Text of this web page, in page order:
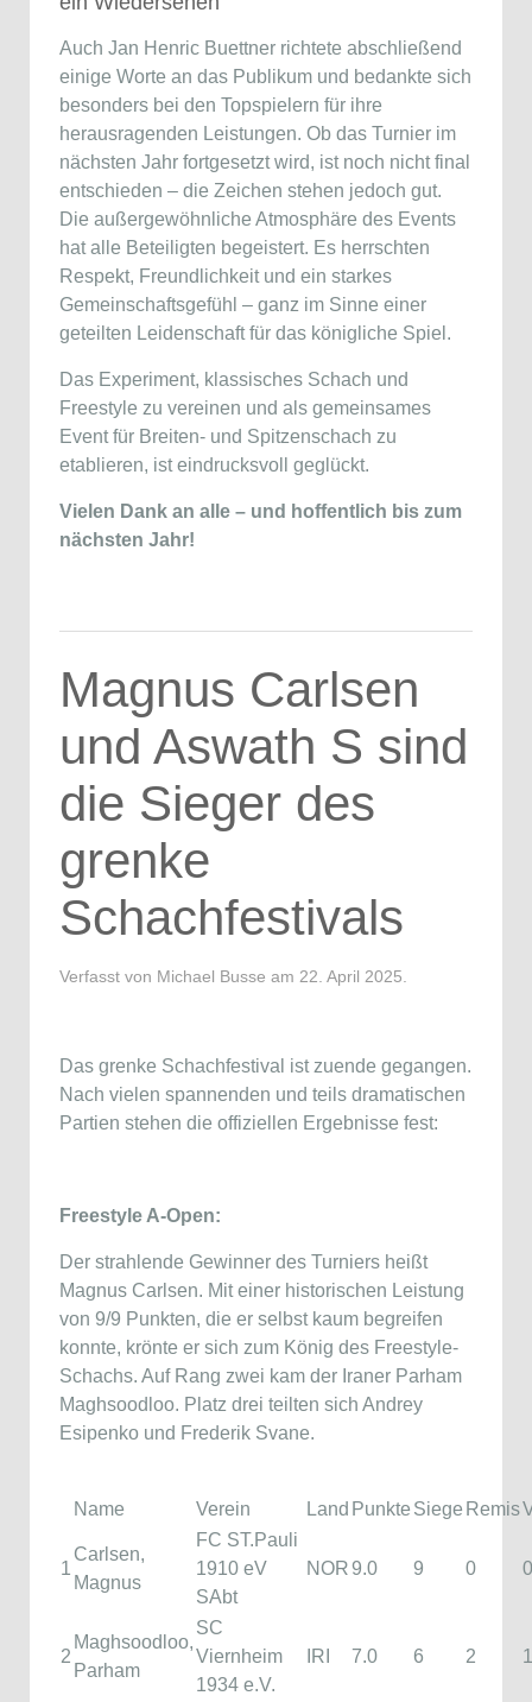
Auch Jan Henric Buettner richtete abschließend
einige Worte an das Publikum und bedankte sich
besonders bei den Topspielern für ihre
herausragenden Leistungen. Ob das Turnier im
nächsten Jahr fortgesetzt wird, ist noch nicht final
entschieden – die Zeichen stehen jedoch gut.
Die außergewöhnliche Atmosphäre des Events
hat alle Beteiligten begeistert. Es herrschten
Respekt, Freundlichkeit und ein starkes
Gemeinschaftsgefühl – ganz im Sinne einer
geteilten Leidenschaft für das königliche Spiel.
Das Experiment, klassisches Schach und
Freestyle zu vereinen und als gemeinsames
Event für Breiten- und Spitzenschach zu
etablieren, ist eindrucksvoll geglückt.
Vielen Dank an alle – und hoffentlich bis zum
nächsten Jahr!
Magnus Carlsen
und Aswath S sind
die Sieger des
grenke
Schachfestivals
Verfasst von Michael Busse am 22. April 2025
Das grenke Schachfestival ist zuende gegangen.
Nach vielen spannenden und teils dramatischen
Partien stehen die offiziellen Ergebnisse fest:
Freestyle A-Open:
Der strahlende Gewinner des Turniers heißt
Magnus Carlsen. Mit einer historischen Leistung
von 9/9 Punkten, die er selbst kaum begreifen
konnte, krönte er sich zum König des Freestyle-
Schachs. Auf Rang zwei kam der Iraner Parham
Maghsoodloo. Platz drei teilten sich Andrey
Esipenko und Frederik Svane.
Name Verein Land Punkte Siege Remis
1
Carlsen,
Magnus
FC ST.Pauli
1910 eV
SAbt
NOR9.0 9 0 0
2
Maghsoodloo,
Parham
SC
Viernheim
1934 e.V.
IRI 7.0 6 2 1